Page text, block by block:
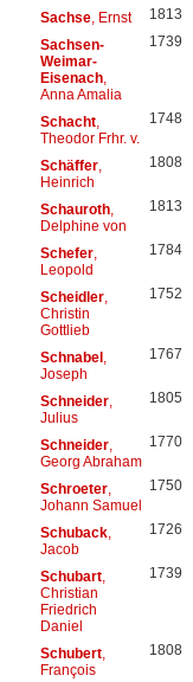
Sachse, Ernst 1813
Sachsen-
Weimar-
Eisenach,
Anna Amalia
1739
Schacht,
Theodor Frhr. v.
1748
Schäffer,
Heinrich
1808
Schauroth,
Delphine von
1813
Schefer,
Leopold
1784
Scheidler,
Christin
Gottlieb
1752
Schnabel,
Joseph
1767
Schneider,
Julius
1805
Schneider,
Georg Abraham
1770
Schroeter,
Johann Samuel
1750
Schuback,
Jacob
1726
Schubart,
Christian
Friedrich
Daniel
1739
Schubert,
François
1808